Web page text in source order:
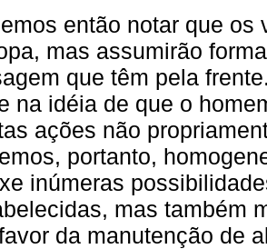
então notar que
mas assumirão
que têm pela
na idéia de que o
ações não
portanto,
inúmeras
mas também
da manutenção de